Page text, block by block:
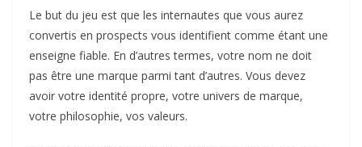
Le but du jeu est que les internautes que vous aurez
convertis en prospects vous identifient comme étant une
enseigne fiable. En d’autres termes, votre nom ne doit
pas être une marque parmi tant d’autres. Vous devez
avoir votre identité propre, votre univers de marque,
votre philosophie, vos valeurs.